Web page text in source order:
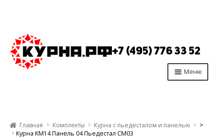
Перейти
к
навигации
Перейти
к
содержимому
+7 (495) 776 33 52
Меню
Производство
Главная Комплекты Курна с пьедесталом и панелью
>
Курна КМ14 Панель 04 Пьедестал СМ03